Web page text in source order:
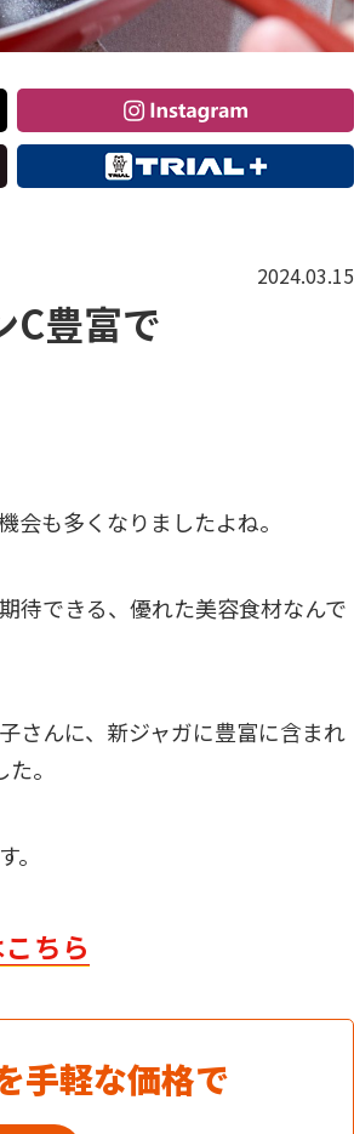
2024.03.15
C豊富で
も多くなりましたよね。
待できる、優れた美容食材なんで
さんに、新ジャガに豊富に含まれ
。
ちら
手軽な価格で